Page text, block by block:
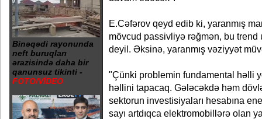
Binəqədi rayonunda
neft buruqları
ərazisində daha bir
qanunsuz tikinti -
FOTO/VİDEO
E.Cəfərov qeyd edib ki, yaranmış
mövcud passivliyə rəğmən, bu trend
deyil. Əksinə, yaranmış vəziyyət
"Çünki problemin fundamental həlli
həllini tapacaq. Gələcəkdə həm
sektorun investisiyaları hesabına
sayı artdıqca elektromobillərə olan